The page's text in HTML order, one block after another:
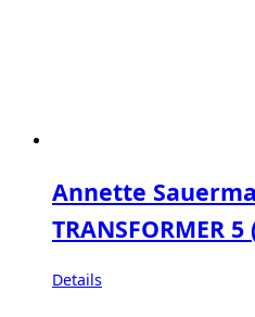
Annette
TRANSFORMER
Details